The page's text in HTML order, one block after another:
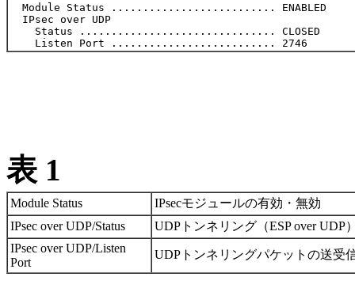
  Module Status .......................... ENABLED
  IPsec over UDP
    Status ............................... CLOSED
表 1
Module Status
IPsecモジュールの有効・無効
IPsec over UDP/Status
UDPトンネリング（ESP over UDP
IPsec over UDP/Listen
Port
UDPトンネリングパケットの送受